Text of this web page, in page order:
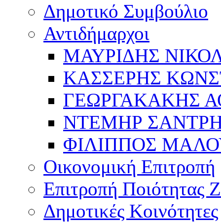
Δημοτικό Συμβούλιο
Αντιδήμαρχοι
ΜΑΥΡΙΔΗΣ
ΚΑΣΣΕΡΗΣ
ΓΕΩΡΓΑΚΑΚΗΣ
ΝΤΕΜΗΡ
ΦΙΛΙΠΠΟΣ
Οικονομική Επιτροπή
Επιτροπή Ποιότητας
Δημοτικές Κοινότητες